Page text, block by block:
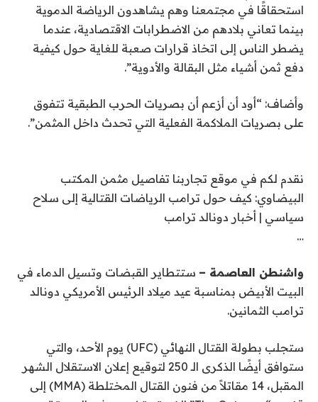
استحقاقًا في مجتمعنا وهم يشاهدون الرياضة الدموية
بينما تعاني بلادهم من الاضطرابات الاقتصادية، عندما
يضطر الناس إلى اتخاذ قرارات صعبة للغاية حول كيفية
دفع ثمن أشياء مثل البقالة والأدوية”.
وأضاف: “أود أن أزعم أن بصريات الحرب الطبقية تتفوق
على بصريات الملاكمة الفعلية التي تحدث داخل المثمن”.
نقدم لكم في موقع تجاربنا تفاصيل مثمن المكتب
البيضاوي: كيف حول ترامب الرياضات القتالية إلى سلاح
سياسي | أخبار دونالد ترامب
…
واشنطن العاصمة – ستتطاير القبضات وتسيل الدماء في
البيت الأبيض بمناسبة عيد ميلاد الرئيس الأمريكي دونالد
ترامب الثمانين.
ستجلب بطولة القتال النهائي (UFC) يوم الأحد، والتي
ستوافق أيضًا الذكرى الـ 250 لتوقيع إعلان الاستقلال الشهر
المقبل، 14 مقاتلاً من فنون القتال المختلطة (MMA) إلى